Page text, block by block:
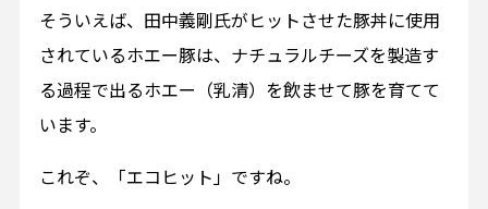
そういえば、田中義剛氏がヒットさせた豚丼に使用
されているホエー豚は、ナチュラルチーズを製造す
る過程で出るホエー（乳清）を飲ませて豚を育てて
います。
これぞ、「エコヒット」ですね。